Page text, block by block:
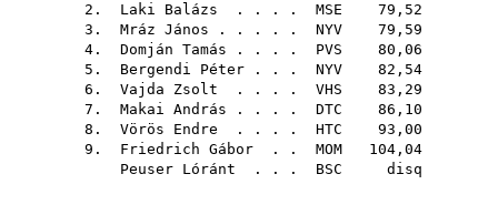
2. Laki Balázs . . . . MSE 79,52
3. Mráz János . . . . . NYV 79,59
4. Domján Tamás . . . . PVS 80,06
5. Bergendi Péter . . . NYV 82,54
6. Vajda Zsolt . . . . VHS 83,29
7. Makai András . . . . DTC 86,10
8. Vörös Endre . . . . HTC 93,00
9. Friedrich Gábor . . MOM 104,04
Peuser Lóránt . . . BSC disq